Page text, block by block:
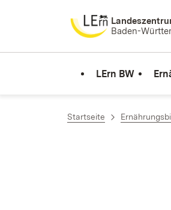
Zum Inhalt springen
Baden-
LErn BW
Startseite